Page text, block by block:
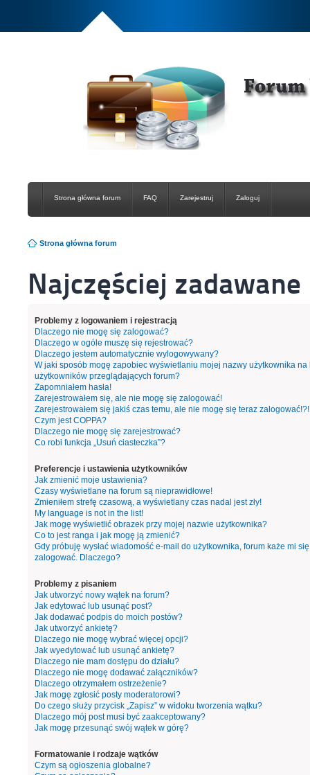
Strona główna forum FAQ Zarejestruj Zaloguj
Strona główna forum
Najczęściej
Problemy z logowaniem i rejestracją
Dlaczego nie mogę się zalogować?
Dlaczego w ogóle muszę się rejestrować?
Dlaczego jestem automatycznie wylogowywany?
W jaki sposób mogę zapobiec wyświetlaniu mojej nazwy użytkownika na
użytkowników przeglądających forum?
Zapomniałem hasła!
Zarejestrowałem się, ale nie mogę się zalogować!
Zarejestrowałem się jakiś czas temu, ale nie mogę się teraz zalogować!?!
Czym jest COPPA?
Dlaczego nie mogę się zarejestrować?
Co robi funkcja „Usuń ciasteczka”?
Preferencje i ustawienia użytkowników
Jak zmienić moje ustawienia?
Czasy wyświetlane na forum są nieprawidłowe!
Zmieniłem strefę czasową, a wyświetlany czas nadal jest zły!
My language is not in the list!
Jak mogę wyświetlić obrazek przy mojej nazwie użytkownika?
Co to jest ranga i jak mogę ją zmienić?
Gdy próbuję wysłać wiadomość e-mail do użytkownika, forum każe mi się
zalogować. Dlaczego?
Problemy z pisaniem
Jak utworzyć nowy wątek na forum?
Jak edytować lub usunąć post?
Jak dodawać podpis do moich postów?
Jak utworzyć ankietę?
Dlaczego nie mogę wybrać więcej opcji?
Jak wyedytować lub usunąć ankietę?
Dlaczego nie mam dostępu do działu?
Dlaczego nie mogę dodawać załączników?
Dlaczego otrzymałem ostrzeżenie?
Jak mogę zgłosić posty moderatorowi?
Do czego służy przycisk „Zapisz” w widoku tworzenia wątku?
Dlaczego mój post musi być zaakceptowany?
Jak mogę przesunąć swój wątek w górę?
Formatowanie i rodzaje wątków
Czym są ogłoszenia globalne?